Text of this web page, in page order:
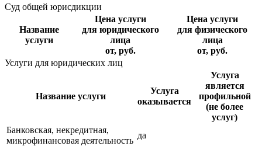
Суд общей юрисдикции
Название
услуги
Цена услуги
для юридического
лица
от, руб.
Цена услуги
для физического
лица
от, руб.
Услуги для юридических лиц
Название услуги
Услуга
оказывается
Услуга
является
профильной
(не более
услуг)
Банковская, некредитная,
микрофинансовая деятельность
да